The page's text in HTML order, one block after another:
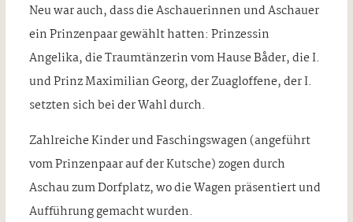
Neu war auch, dass die Aschauerinnen und Aschauer
ein Prinzenpaar gewählt hatten: Prinzessin
Angelika, die Traumtänzerin vom Hause Båder, die I.
und Prinz Maximilian Georg, der Zuagloffene, der I.
setzten sich bei der Wahl durch.
Zahlreiche Kinder und Faschingswagen (angeführt
vom Prinzenpaar auf der Kutsche) zogen durch
Aschau zum Dorfplatz, wo die Wagen präsentiert und
Aufführung gemacht wurden.